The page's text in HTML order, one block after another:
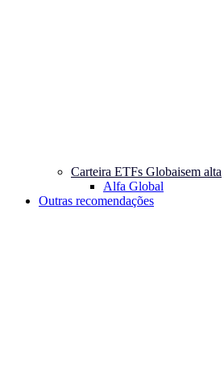
Carteira ETFs Globaisem alta
Alfa Global
Outras recomendações